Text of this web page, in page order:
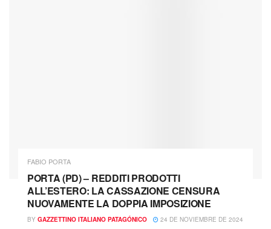
FABIO PORTA
PORTA (PD) – REDDITI PRODOTTI
ALL’ESTERO: LA CASSAZIONE CENSURA
NUOVAMENTE LA DOPPIA IMPOSIZIONE
BY GAZZETTINO ITALIANO PATAGÓNICO 24 DE NOVIEMBRE DE 2024